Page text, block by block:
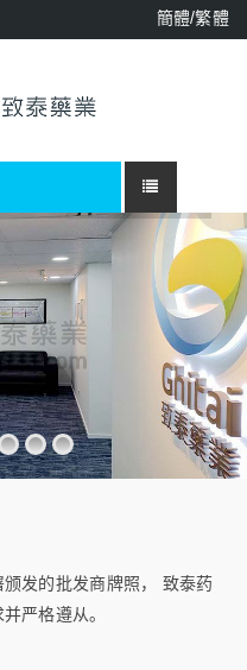
簡體/繁體
发的批发商牌照， 致泰药
严格遵从。